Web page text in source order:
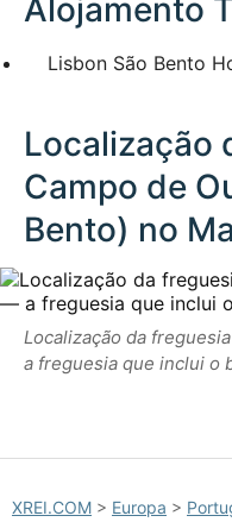
Alojamento
Lisbon São Bento
Localização
Campo de
Bento) no
Localização da
a freguesia que inclui o
XREI.COM > Europa >